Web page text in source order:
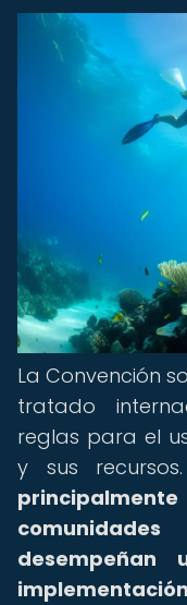
La Convención
tratado
reglas para el
y sus recursos.